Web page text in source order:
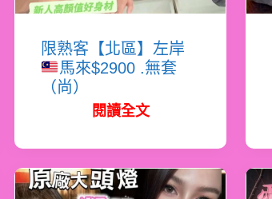
限熟客【北區】左岸
馬來$2900 .無套
（尚）
閱讀全文